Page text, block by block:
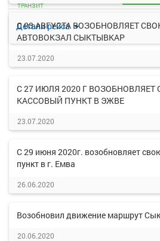
Детали рейса
ТРАНЗИТ
С 03 АВГУСТА ВОЗОБНОВЛЯЕТ
АВТОВОКЗАЛ СЫКТЫВКАР
23.07.2020
С 27 ИЮЛЯ 2020 Г ВОЗОБНОВЛЯЕТ
КАССОВЫЙ ПУНКТ В ЭЖВЕ
23.07.2020
С 29 июня 2020г. возобновляет
пункт в г. Емва
26.06.2020
Возобновил движение маршрут
20.06.2020